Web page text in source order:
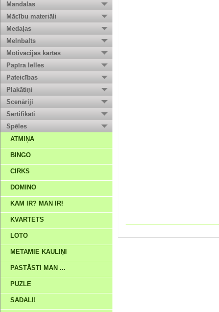
Mandalas
Mācību materiāli
Medaļas
Melnbalts
Motivācijas kartes
Papīra lelles
Pateicības
Plakātiņi
Scenāriji
Sertifikāti
Spēles
ATMIŅA
BINGO
CIRKS
DOMINO
KAM IR? MAN IR!
KVARTETS
LOTO
METAMIE KAULIŅI
PASTĀSTI MAN ...
PUZLE
SADALI!